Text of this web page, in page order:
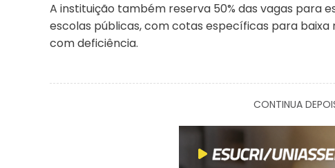
A instituição também reserva 50% das vagas para
escolas públicas, com cotas específicas para baixa
com deficiência.
CONTINUA